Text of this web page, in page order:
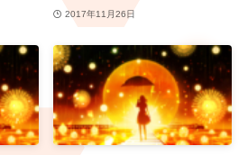
2017年11月26日